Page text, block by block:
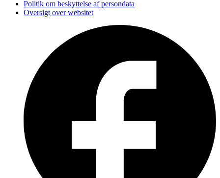
Politik om beskyttelse af persondata
Oversigt over websitet